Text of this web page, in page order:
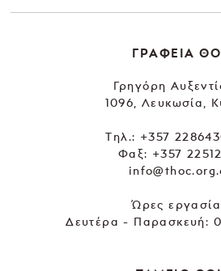
ΓΡΑΦΕΙΑ
Γρηγόρη
1096, Λευκωσία,
Tηλ.: +357
Φαξ: +357
Ώρες
Δευτέρα - Παρασκευή: